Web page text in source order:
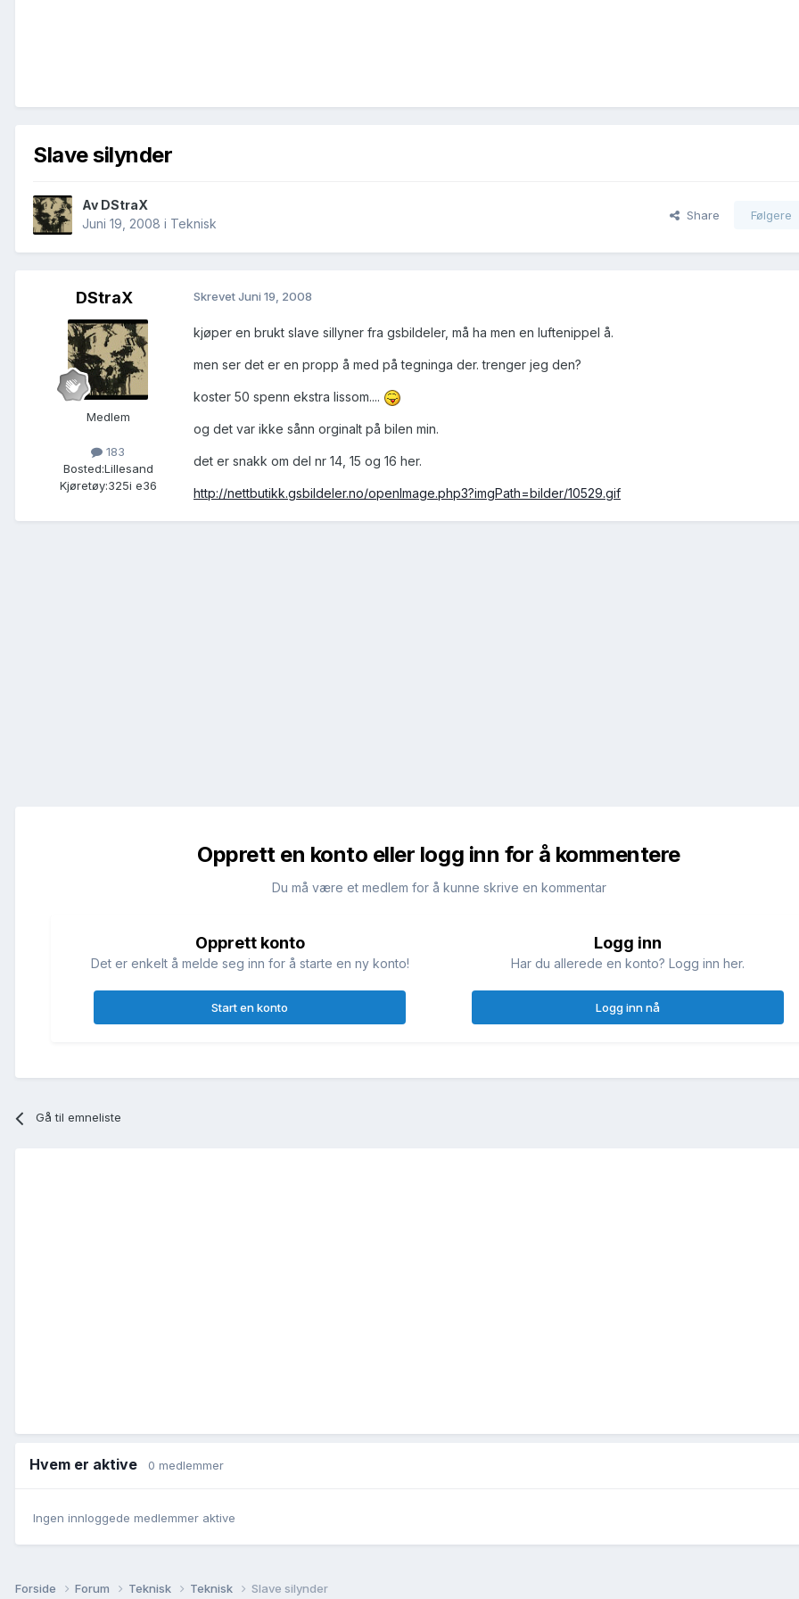
Slave silynder
Av DStraX
Juni 19, 2008 i Teknisk
Share Følgere
DStraX
Medlem
183
Bosted:Lillesand
Kjøretøy:325i e36
SkrevetJuni 19, 2008
kjøper en brukt slave sillyner fra gsbildeler, må ha men en luftenippel å.
men ser det er en propp å med på tegninga der. trenger jeg den?
koster 50 spenn ekstra lissom....
og det var ikke sånn orginalt på bilen min.
det er snakk om del nr 14, 15 og 16 her.
http://nettbutikk.gsbildeler.no/openImage.php3?imgPath=bilder/10529.gif
Opprett en konto eller logg inn for å kommentere
Du må være et medlem for å kunne skrive en kommentar
Opprett konto
Det er enkelt å melde seg inn for å starte en ny konto!
Start en konto
Logg inn
Har du allerede en konto? Logg inn her.
Logg inn nå
Gå til emneliste
Hvem er aktive 0 medlemmer
Ingen innloggede medlemmer aktive
Forside Forum Teknisk Teknisk Slave silynder